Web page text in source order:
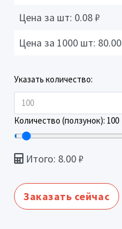
Цена за шт: 0.08₽
Цена за 1000 шт: 80.00
Указать количество:
Количество (ползунок): 100
Итого: 8.00₽
Заказать сейчас